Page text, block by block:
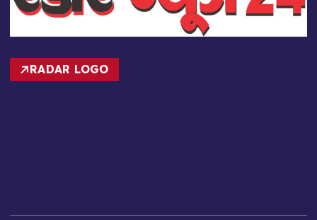
RADAR LOGO